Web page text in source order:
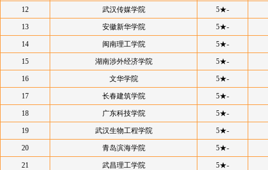
12 武汉传媒学院 5★-
13 安徽新华学院 5★-
14 闽南理工学院 5★-
15 湖南涉外经济学院 5★-
16 文华学院 5★-
17 长春建筑学院 5★-
18 广东科技学院 5★-
19 武汉生物工程学院 5★-
20 青岛滨海学院 5★-
21 武昌理工学院 5★-